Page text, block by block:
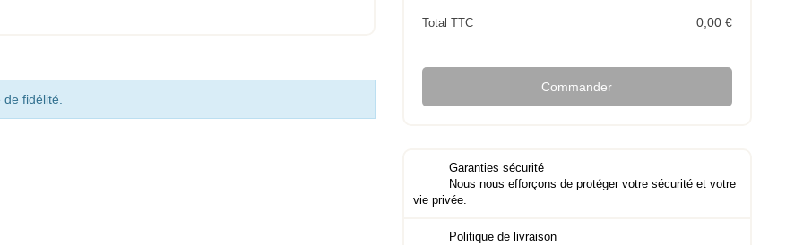
fidélité.
Total TTC 0,00 €
Commander
Garanties sécurité
Nous nous efforçons de protéger votre sécurité et votre
vie privée.
Politique de livraison